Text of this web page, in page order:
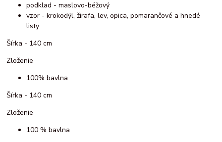
podklad - maslovo-béžový
vzor - krokodýl, žirafa, lev, opica, pomarančové a hnedé
listy
Šírka - 140 cm
Zloženie
100% bavlna
Šírka - 140 cm
Zloženie
100 % bavlna